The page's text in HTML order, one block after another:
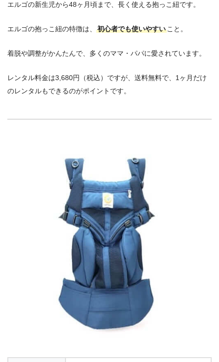
エルゴの新生児から48ヶ月頃まで、長く使える抱っこ紐です。
エルゴの抱っこ紐の特徴は、 初心者でも使いやすいこと。
着脱や調整がかんたんで、多くのママ・パパに愛されています。
レンタル料金は3,680円（税込）ですが、送料無料で、1ヶ月だけ
のレンタルもできるのがポイントです。